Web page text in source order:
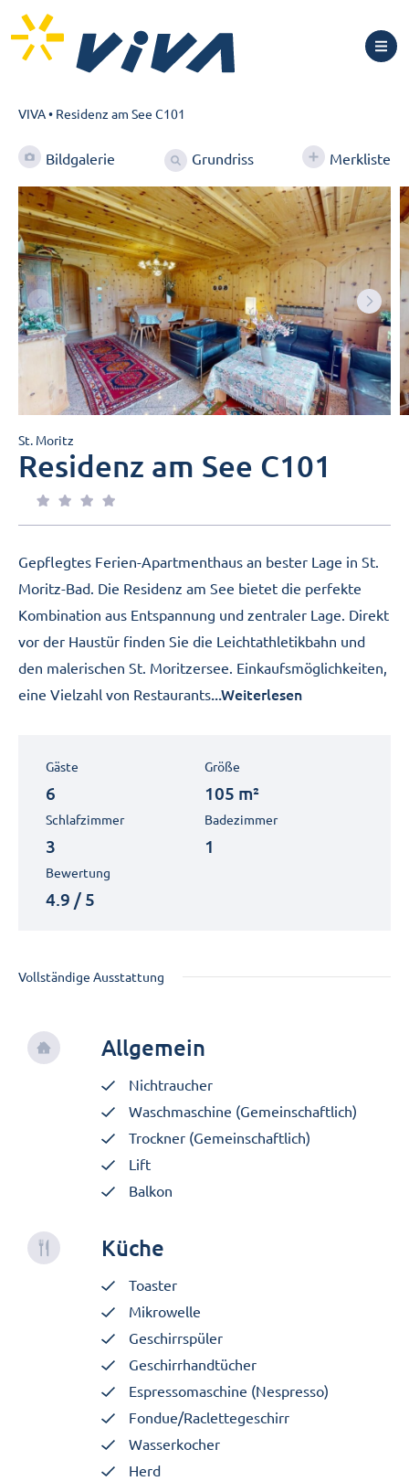
VIVA• Residenz am See C101
Bildgalerie Grundriss Merkliste
St. Moritz
Residenz am See C101
Gepflegtes Ferien-Apartmenthaus an bester Lage in St.
Moritz-Bad. Die Residenz am See bietet die perfekte
Kombination aus Entspannung und zentraler Lage. Direkt
vor der Haustür finden Sie die Leichtathletikbahn und
den malerischen St. Moritzersee. Einkaufsmöglichkeiten,
eine Vielzahl von Restaurants...Weiterlesen
Gäste
6
Größe
105 m²
Schlafzimmer
3
Badezimmer
1
Bewertung
4.9 / 5
Vollständige Ausstattung
Allgemein
Nichtraucher
Waschmaschine (Gemeinschaftlich)
Trockner (Gemeinschaftlich)
Lift
Balkon
Küche
Toaster
Mikrowelle
Geschirrspüler
Geschirrhandtücher
Espressomaschine (Nespresso)
Fondue/Raclettegeschirr
Wasserkocher
Herd